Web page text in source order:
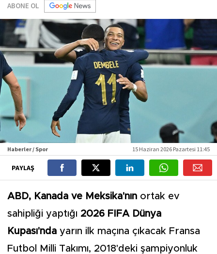
ABONE OL
Haberler / Spor 15 Haziran 2026 Pazartesi 11:45
PAYLAŞ
ABD, Kanada ve Meksika'nın ortak ev
sahipliği yaptığı 2026 FIFA Dünya
Kupası'nda yarın ilk maçına çıkacak Fransa
Futbol Milli Takımı, 2018'deki şampiyonluk